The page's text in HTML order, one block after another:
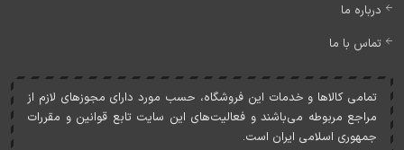
درباره ما
تماس با ما
تمامی کالاها و خدمات اين فروشگاه، حسب مورد دارای مجوزهای لازم از
مراجع مربوطه می‌باشند و فعاليت‌های اين سايت تابع قوانين و مقررات
جمهوری اسلامی ايران است.